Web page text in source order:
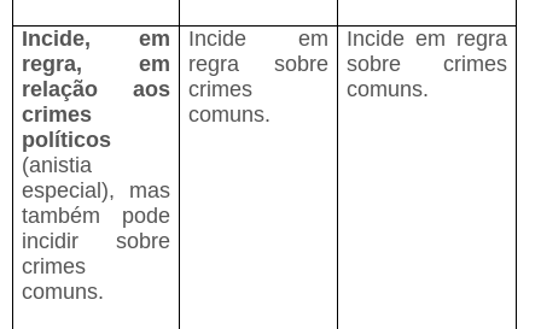
Incide, em
regra, em
relação aos
crimes
políticos
(anistia
especial), mas
também pode
incidir sobre
crimes
comuns.
Incide em
regra sobre
crimes
comuns.
Incide em regra
sobre crimes
comuns.